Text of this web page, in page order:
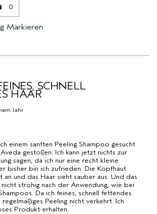
0
Markieren
SCHNELL
HAAR
Jahr
einem sanften Peeling Shampoo gesucht
gestoßen. Ich kann jetzt nichts zur
sagen, da ich nur eine recht kleine
bisher bin ich zufrieden. Die Kopfhaut
an und das Haar sieht sauber aus. Und das
strohig nach der Anwendung, wie bei
Da ich feines, schnell fettendes
Peeling nicht verkehrt. Ich
Produkt erhalten.